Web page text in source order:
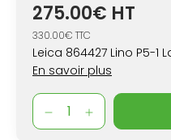
275.00€ HT
330.00€ TTC
Leica 864427 Lino P5-1
En savoir plus